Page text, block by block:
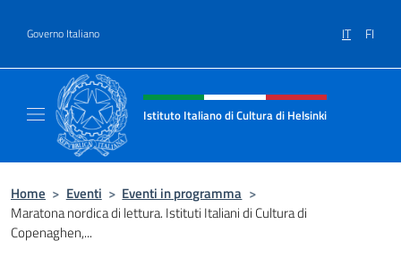
Governo Italiano IT FI
Intestazione sito, social e menù
Istituto Italiano di Cultura di Helsinki
Home > Eventi > Eventi in programma >
Maratona nordica di lettura. Istituti Italiani di Cultura di
Copenaghen,...